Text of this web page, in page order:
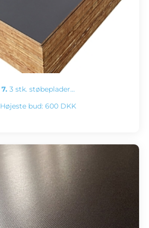
7. 3 stk. støbeplader…
Højeste bud: 600 DKK